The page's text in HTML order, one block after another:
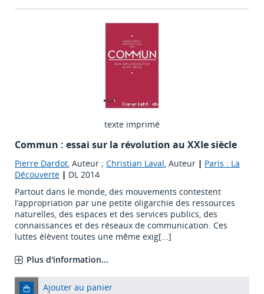
texte imprimé
Commun : essai sur la révolution au XXIe siècle
Pierre Dardot, Auteur ; Christian Laval, Auteur | Paris : La
Découverte | DL 2014
Partout dans le monde, des mouvements contestent
l’appropriation par une petite oligarchie des ressources
naturelles, des espaces et des services publics, des
connaissances et des réseaux de communication. Ces
luttes élèvent toutes une même exig[...]
Plus d'information...
Ajouter au panier